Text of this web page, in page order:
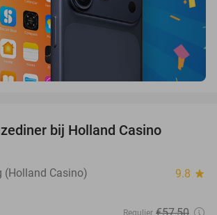
bij Holland Casino
(Holland Casino) 9.8 star